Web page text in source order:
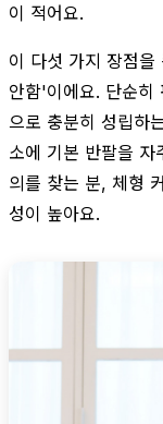
이 적어요.
이 다섯 가지 장점
안함'이에요. 단순히
으로 충분히 성립하
소에 기본 반팔을
의를 찾는 분, 체형
성이 높아요.